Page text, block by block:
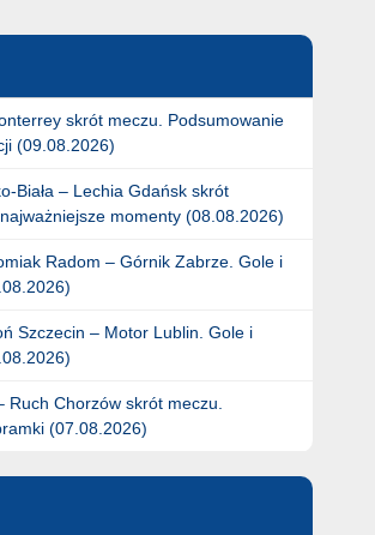
skrót meczu. Podsumowanie
(09.08.2026)
Biała – Lechia Gdańsk skrót
momenty (08.08.2026)
Radom – Górnik Zabrze. Gole i
Szczecin – Motor Lublin. Gole i
Ruch Chorzów skrót meczu.
(07.08.2026)